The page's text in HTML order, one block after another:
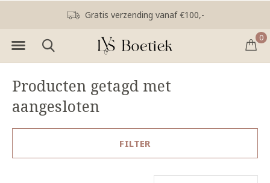
0
Gratis verzending vanaf €100,-
Producten getagd met
aangesloten
FILTER